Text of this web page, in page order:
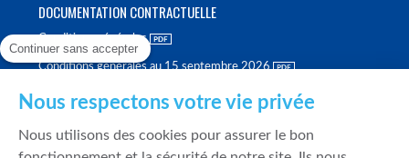
DOCUMENTATION CONTRACTUELLE
Conditions générales
Conditions générales au 15 septembre 2026
Politique de meilleure sélection
Continuer sans accepter
Nous respectons votre vie privée
Nous utilisons des cookies pour assurer le bon